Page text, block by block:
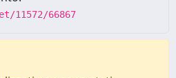
11572/66867